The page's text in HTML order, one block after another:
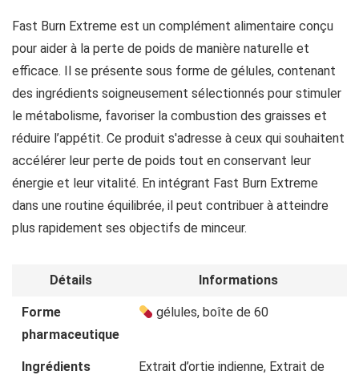
Fast Burn Extreme est un complément alimentaire conçu
pour aider à la perte de poids de manière naturelle et
efficace. Il se présente sous forme de gélules, contenant
des ingrédients soigneusement sélectionnés pour stimuler
le métabolisme, favoriser la combustion des graisses et
réduire l’appétit. Ce produit s'adresse à ceux qui souhaitent
accélérer leur perte de poids tout en conservant leur
énergie et leur vitalité. En intégrant Fast Burn Extreme
dans une routine équilibrée, il peut contribuer à atteindre
plus rapidement ses objectifs de minceur.
Détails Informations
Forme
pharmaceutique
gélules, boîte de 60
Ingrédients
Extrait d’ortie indienne, Extrait de